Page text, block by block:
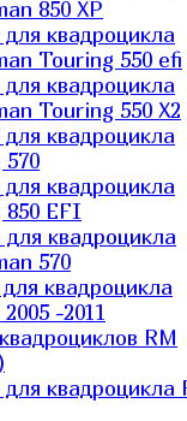
850 XP
квадроцикла
Touring 550 efi
квадроцикла
Touring 550 X2
квадроцикла
квадроцикла
EFI
квадроцикла
570
квадроцикла
-2011
RM
квадроцикла